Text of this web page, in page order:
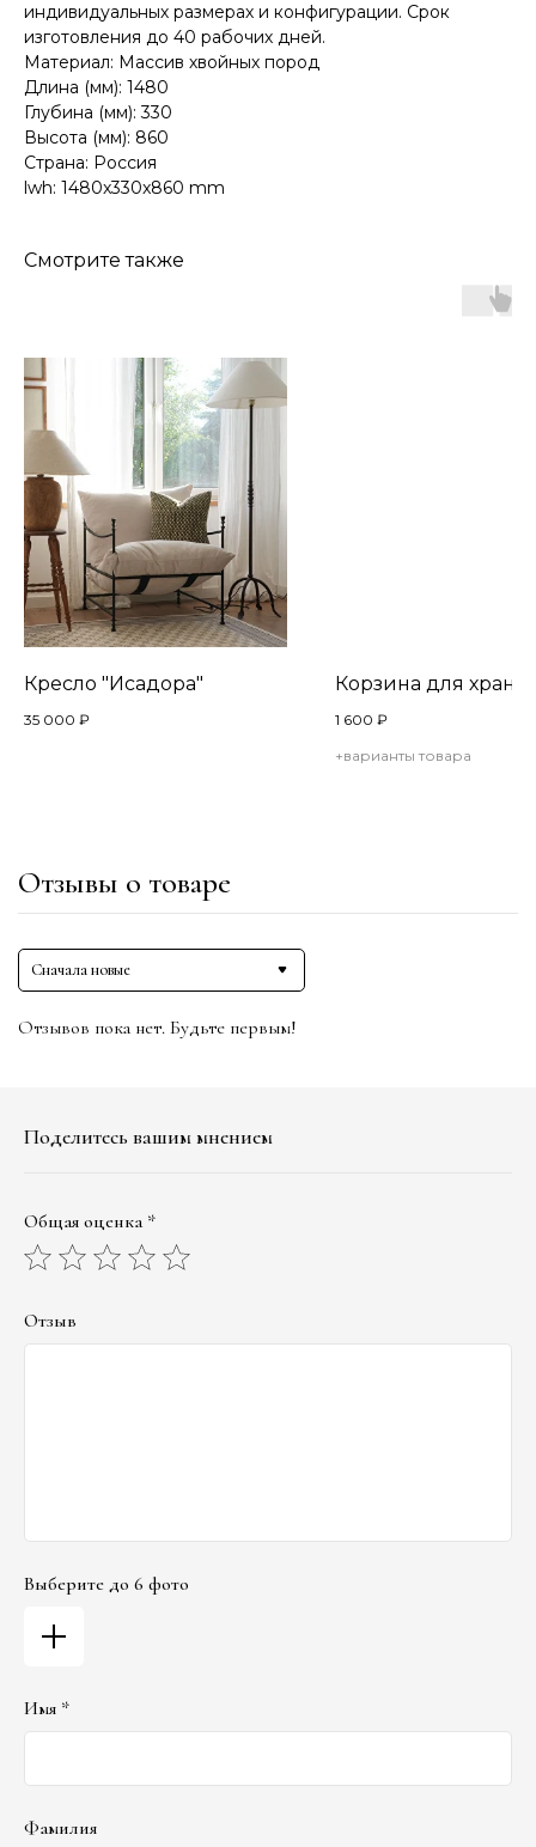
индивидуальных размерах и конфигурации. Срок
изготовления до 40 рабочих дней.
Материал: Массив хвойных пород
Длина (мм): 1480
Глубина (мм): 330
Высота (мм): 860
Страна: Россия
lwh: 1480x330x860 mm
Смотрите также
Кресло "Исадора"
35 000 ₽
Корзина для
1 600 ₽
+варианты товара
Отзывы о товаре
Сначала новые
Отзывов пока нет. Будьте первым!
Поделитесь вашим мнением
Общая оценка *
Отзыв
Выберите до 6 фото
Имя *
Фамилия